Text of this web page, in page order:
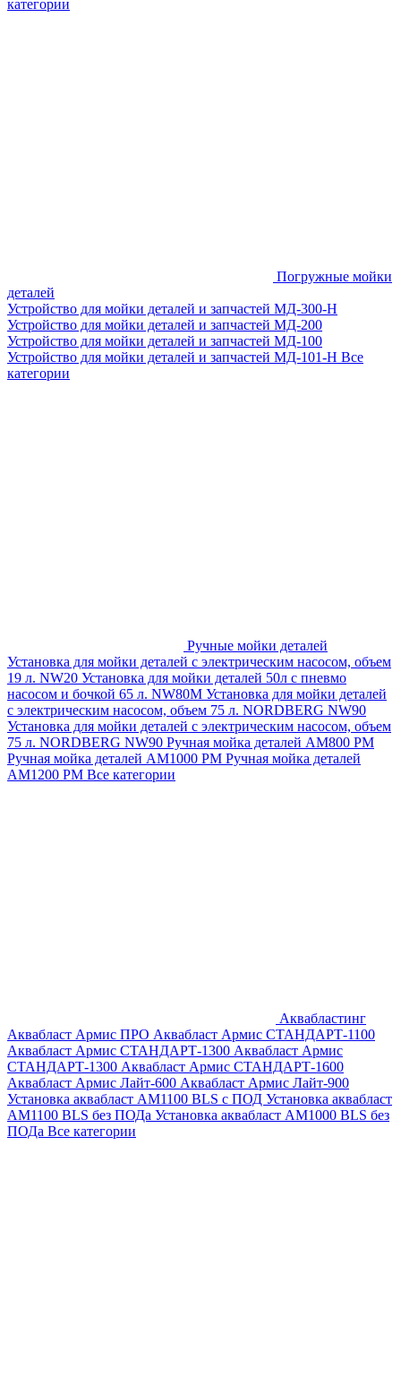
категории
Погружные мойки
деталей
Устройство для мойки деталей и запчастей МД-300-H
Устройство для мойки деталей и запчастей МД-200
Устройство для мойки деталей и запчастей МД-100
Устройство для мойки деталей и запчастей МД-101-Н Все
категории
Ручные мойки деталей
Установка для мойки деталей с электрическим насосом, объем
19 л. NW20 Установка для мойки деталей 50л с пневмо
насосом и бочкой 65 л. NW80M Установка для мойки деталей
с электрическим насосом, объем 75 л. NORDBERG NW90
Установка для мойки деталей с электрическим насосом, объем
75 л. NORDBERG NW90 Ручная мойка деталей АМ800 РМ
Ручная мойка деталей АМ1000 РМ Ручная мойка деталей
АМ1200 РМ Все категории
Аквабластинг
Аквабласт Армис ПРО Аквабласт Армис СТАНДАРТ-1100
Аквабласт Армис СТАНДАРТ-1300 Аквабласт Армис
СТАНДАРТ-1300 Аквабласт Армис СТАНДАРТ-1600
Аквабласт Армис Лайт-600 Аквабласт Армис Лайт-900
Установка аквабласт AM1100 BLS с ПОД Установка аквабласт
AM1100 BLS без ПОДа Установка аквабласт AM1000 BLS без
ПОДа Все категории